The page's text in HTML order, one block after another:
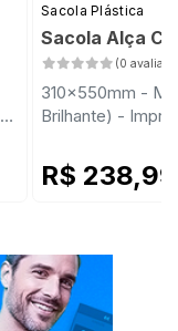
Sacola Plástica
Sacola Alça
(0
310x550mm - M
Brilhante) -
R$